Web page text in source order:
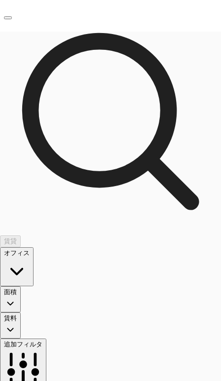
オフィス・事務所
倉庫・物流センター
地図検索
記事
仲介会社様はこちらへ
お気に入り
お電話
賃貸
オフィス
面積
賃料
追加フィルタ